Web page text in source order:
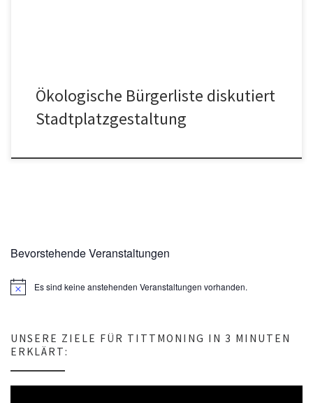
Ökologische Bürgerliste diskutiert
Stadtplatzgestaltung
Bevorstehende Veranstaltungen
H
e
i
s
Es sind keine anstehenden Veranstaltungen vorhanden.
UNSERE ZIELE FÜR TITTMONING IN 3 MINUTEN
ERKLÄRT: